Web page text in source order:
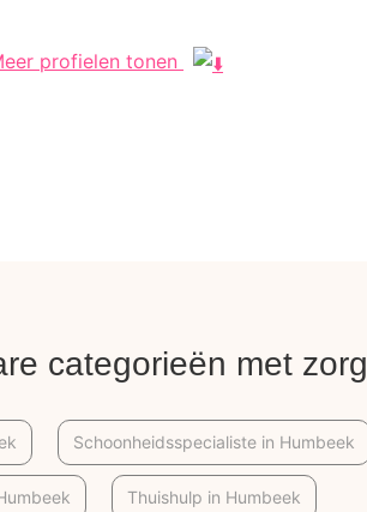
profielen tonen
categorieën met zorg
Schoonheidsspecialiste in Humbeek
Thuishulp in Humbeek